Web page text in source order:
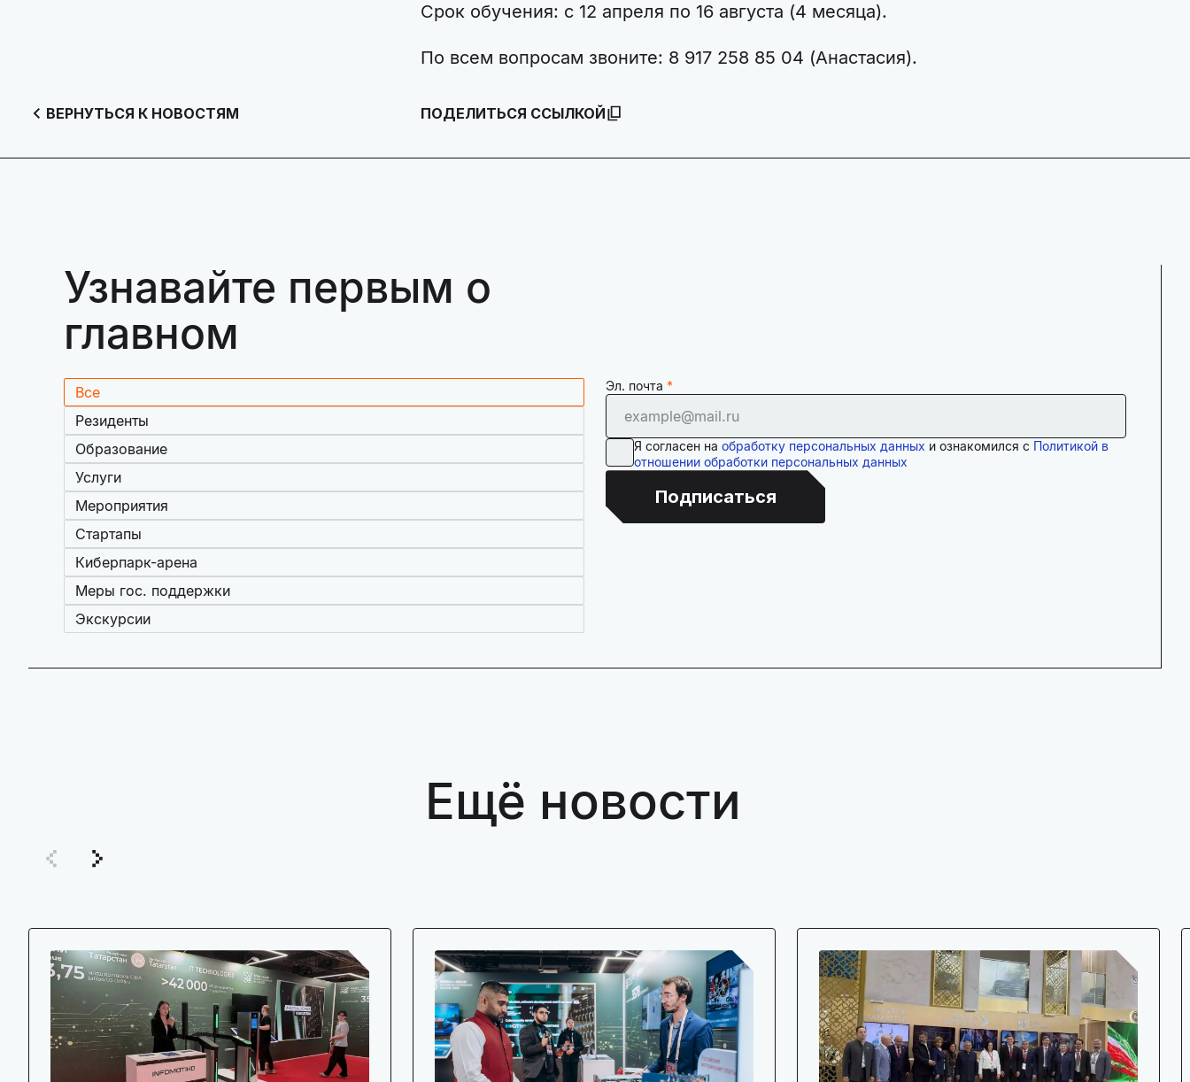
Срок обучения: с 12 апреля по 16 августа (4 месяца).
По всем вопросам звоните: 8 917 258 85 04 (Анастасия).
ВЕРНУТЬСЯ К НОВОСТЯМ ПОДЕЛИТЬСЯ ССЫЛКОЙ
Узнавайте первым о
главном
Все
Резиденты
Образование
Услуги
Мероприятия
Стартапы
Киберпарк-арена
Меры гос. поддержки
Экскурсии
Эл. почта
Я согласен на обработку персональных данных и ознакомился с Политикой в
отношении обработки персональных данных
Подписаться
Ещё новости